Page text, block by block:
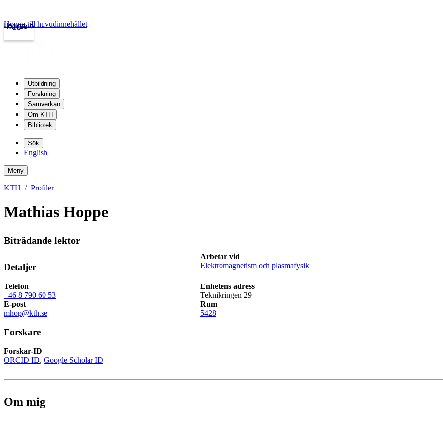
kth.se
Logga in
Hoppa till huvudinnehållet
Utbildning
Forskning
Samverkan
Om KTH
Bibliotek
Sök
English
Meny
KTH Profiler
Mathias Hoppe
Biträdande lektor
Detaljer
Arbetar vid
Elektromagnetism och plasmafysik
Telefon
+46 8 790 60 53
Enhetens adress
Teknikringen 29
E-post
mhop@kth.se
Rum
5428
Forskare
Forskar-ID
ORCID ID Google Scholar ID
Om mig